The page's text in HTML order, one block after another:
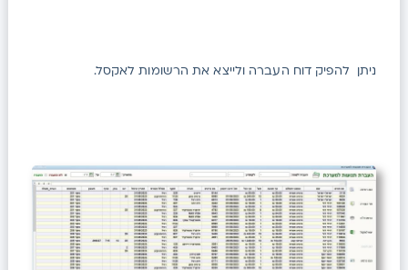
ניתן להפיק דוח העברה ולייצא את הרשומות לאקסל.